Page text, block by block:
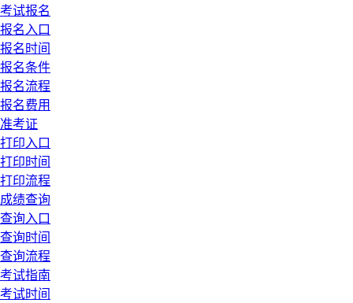
考试报名
报名入口
报名时间
报名条件
报名流程
报名费用
准考证
打印入口
打印时间
打印流程
成绩查询
查询入口
查询时间
查询流程
考试指南
考试时间